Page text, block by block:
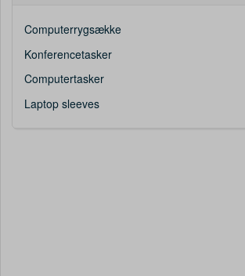
Computerrygsække
Konferencetasker
Computertasker
Laptop sleeves